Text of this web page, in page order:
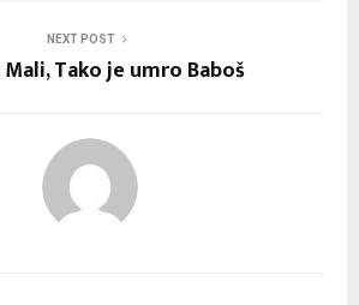
NEXT POST
Tako je umro Baboš